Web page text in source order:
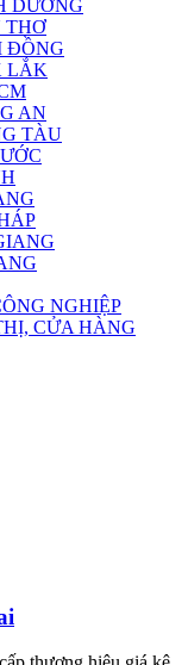
DƯƠNG
THƠ
ĐỒNG
LẮK
AN
TÀU
NGHIỆP
CỬA HÀNG